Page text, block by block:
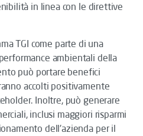
in linea con le direttive
TGI come parte di una
ambientali della
può portare benefici
accolti positivamente
Inoltre, può generare
inclusi maggiori risparmi
dell'azienda per il